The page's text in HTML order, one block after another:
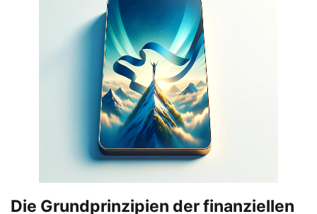
Die Grundprinzipien der finanziellen